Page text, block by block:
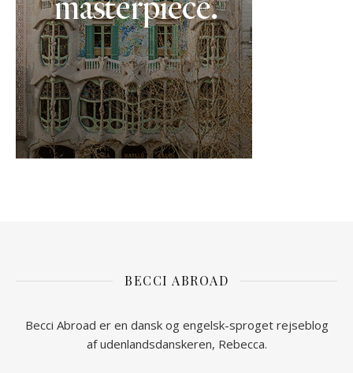
BECCI ABROAD
Becci Abroad er en dansk og engelsk-sproget rejseblog
af udenlandsdanskeren, Rebecca.